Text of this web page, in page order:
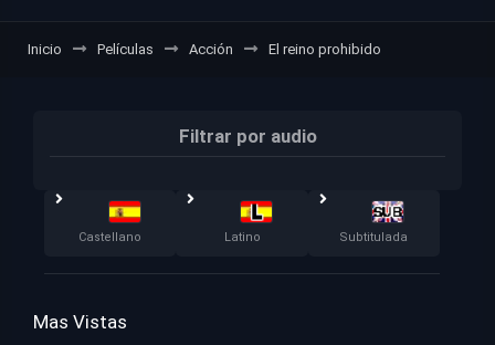
Inicio Películas Acción El reino prohibido
Filtrar por audio
Castellano Latino Subtitulada
Mas Vistas